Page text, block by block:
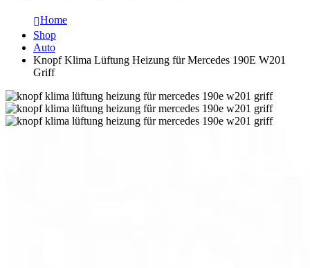
Home
Shop
Auto
Knopf Klima Lüftung Heizung für Mercedes 190E W201
Griff